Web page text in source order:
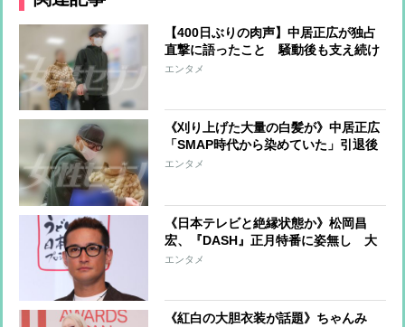
【400日ぶりの肉声】中居正広が独占
直撃に語ったこと 騒動後も支え続け
た15年来の恋人と百貨店で買い物デー
エンタメ
《刈り上げた大量の白髪が》中居正広
「SMAP時代から染めていた」引退後
に“年相応”と受け入れた「自然体」の
エンタメ
《日本テレビと絶縁状態か》松岡昌
宏、『DASH』正月特番に姿無し 大
晦日にはカウコンにサプライズ登場、
エンタメ
《紅白の大胆衣装が話題》ちゃんみ